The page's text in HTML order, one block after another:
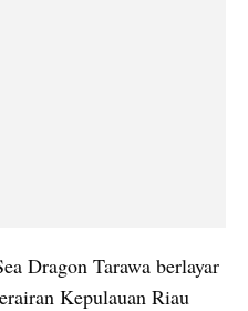
Dragon Tarawa berlayar
Kepulauan Riau